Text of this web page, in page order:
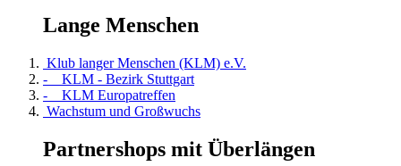
Lange Menschen
Klub langer Menschen (KLM) e.V.
- KLM - Bezirk Stuttgart
- KLM Europatreffen
Wachstum und Großwuchs
Partnershops mit Überlängen